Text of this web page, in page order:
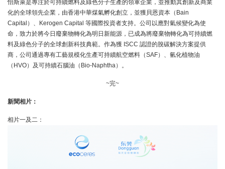
怡斯萊是專注於可持續燃料及綠色分子生產的領軍企業，並推動其創新及商業
化的全球領先企業，由香港中華煤氣孵化創立，並獲貝恩資本（Bain
Capital）、Kerogen Capital 等國際投資者支持。公司以應對氣候變化為使
命，致力於將今日廢棄物轉化為明日新能源，已成為將廢棄物轉化為可持續燃
料及綠色分子的全球創新科技典範。作為獲 ISCC 認證的脫碳解決方案提供
商，公司通過專有工藝規模化生產可持續航空燃料（SAF）、氫化植物油
（HVO）及可持續石腦油（Bio-Naphtha）。
~完~
新聞相片：
相片一及二：